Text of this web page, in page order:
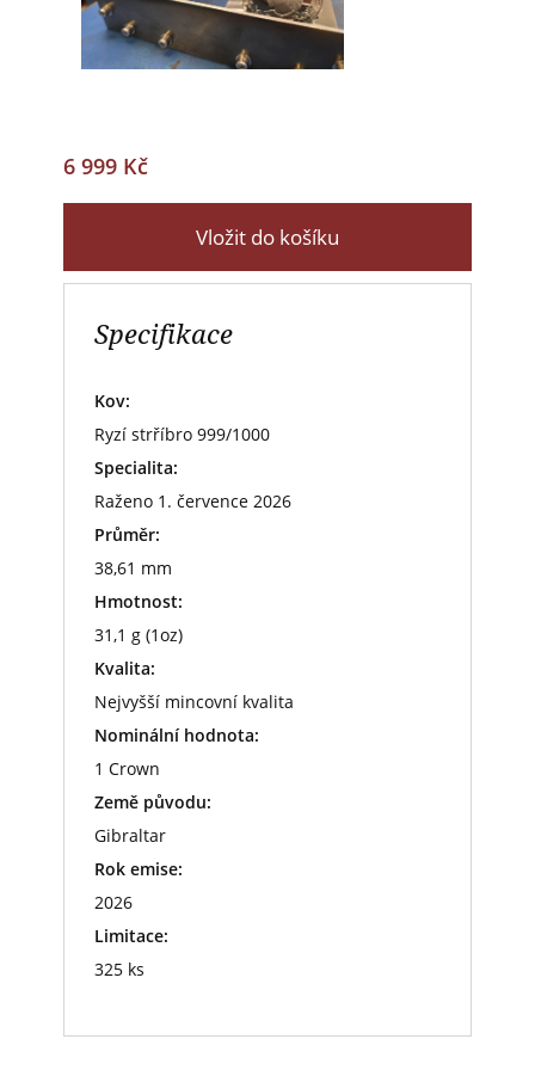
6 999 Kč
Vložit do košíku
Specifikace
Kov:
Ryzí strříbro 999/1000
Specialita:
Raženo 1. července 2026
Průměr:
38,61 mm
Hmotnost:
31,1 g (1oz)
Kvalita:
Nejvyšší mincovní kvalita
Nominální hodnota:
1 Crown
Země původu:
Gibraltar
Rok emise:
2026
Limitace:
325 ks